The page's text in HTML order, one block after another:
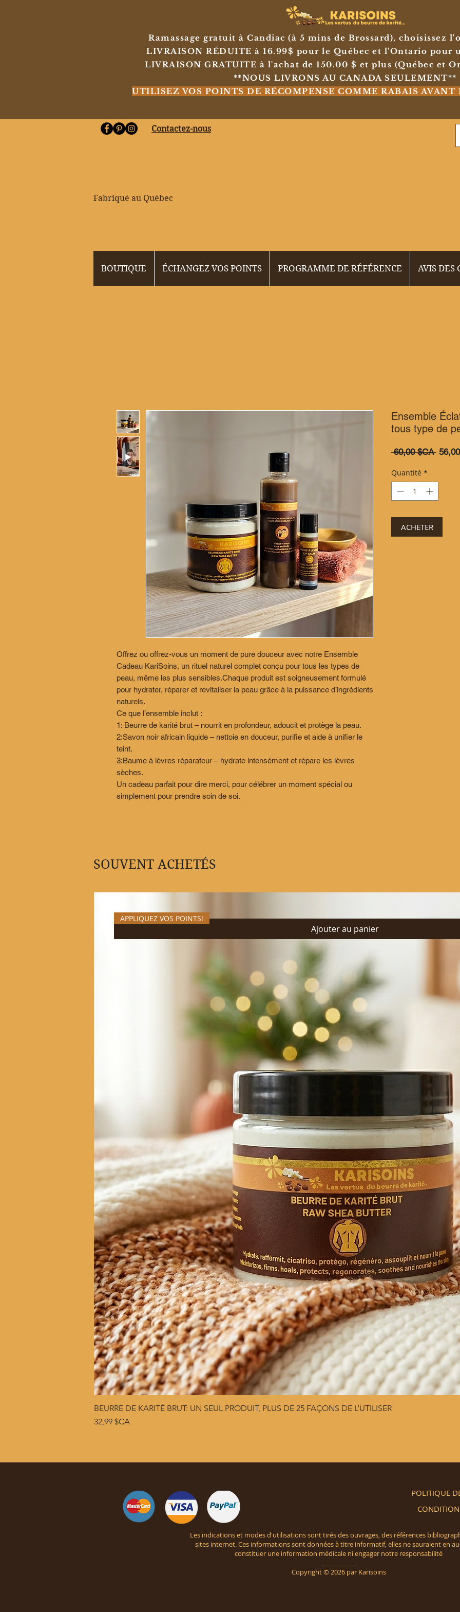
Ramassage gratuit à Candiac (à 5 mins de Brossard), choisissez
LIVRAISON RÉDUITE à 16.99$ pour le Québec et l'Ontario pour
LIVRAISON GRATUITE à l'achat de 150.00 $ et plus (Québec et
**NOUS LIVRONS AU CANADA SEULEMENT**
UTILISEZ VOS POINTS DE RÉCOMPENSE COMME RABAIS AVANT
Contactez-nous
Fabriqué au Québec
BOUTIQUE ÉCHANGEZ VOS POINTS PROGRAMME DE RÉFÉRENCE AVIS DES
Offrez ou offrez-vous un moment de pure douceur avec notre Ensemble
Cadeau KariSoins, un rituel naturel complet conçu pour tous les types de
peau, même les plus sensibles.Chaque produit est soigneusement formulé
pour hydrater, réparer et revitaliser la peau grâce à la puissance d’ingrédients
naturels.
Ce que l’ensemble inclut :
1: Beurre de karité brut – nourrit en profondeur, adoucit et protège la peau.
2:Savon noir africain liquide – nettoie en douceur, purifie et aide à unifier le
teint.
3:Baume à lèvres réparateur – hydrate intensément et répare les lèvres
sèches.
Un cadeau parfait pour dire merci, pour célébrer un moment spécial ou
simplement pour prendre soin de soi.
Ensemble
tous type de
60,00 $CA Prix
Quantité *
ACHETER
SOUVENT ACHETÉS
Ajouter au panier
APPLIQUEZ VOS POINTS!
BEURRE DE KARITÉ BRUT: UN SEUL PRODUIT, PLUS DE 25 FAÇONS DE L’UTILISER
Prix
32,99 $CA
POLITIQUE
Les indications et modes d'utilisations sont tirés des ouvrages, des références
sites internet. Ces informations sont données à titre informatif, elles ne sauraient en
constituer une information médicale ni engager notre responsabilité
Copyright © 2026 par Karisoins